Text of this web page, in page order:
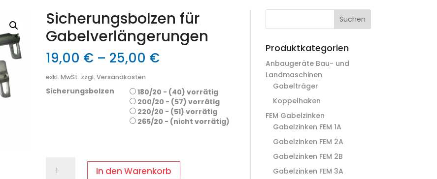
Sicherungsbolzen für
Gabelverlängerungen
19,00 €– 25,00 €
exkl. MwSt. zzgl. Versandkosten
Sicherungsbolzen
180/20 - (40) vorrätig
200/20 - (57) vorrätig
220/20 - (51) vorrätig
265/20 - (nicht vorrätig)
Sicherungsbolzen
In den Warenkorb
Suchen
Produktkategorien
Anbaugeräte Bau- und
Landmaschinen
Gabelträger
Koppelhaken
FEM Gabelzinken
Gabelzinken FEM 1A
Gabelzinken FEM 2A
Gabelzinken FEM 2B
Gabelzinken FEM 3A